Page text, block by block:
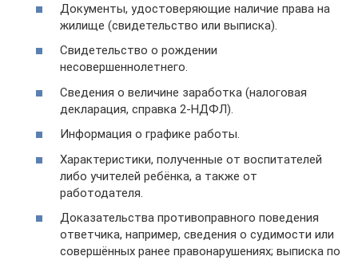
Документы, удостоверяющие наличие права на
жилище (свидетельство или выписка).
Свидетельство о рождении
несовершеннолетнего.
Сведения о величине заработка (налоговая
декларация, справка 2-НДФЛ).
Информация о графике работы.
Характеристики, полученные от воспитателей
либо учителей ребёнка, а также от
работодателя.
Доказательства противоправного поведения
ответчика, например, сведения о судимости или
совершённых ранее правонарушениях; выписка по